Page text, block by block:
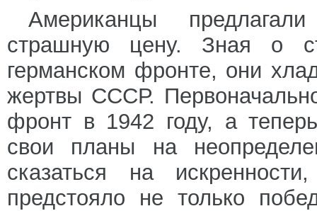
Американцы
страшную цену. Зная о
германском фронте, они
жертвы СССР.
фронт в 1942 году, а
свои планы на
сказаться на
предстояло не только